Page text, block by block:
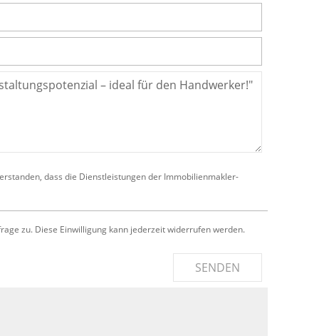
dass die Dienstleistungen der Immobilienmakler-
zu. Diese Einwilligung kann jederzeit widerrufen werden.
SENDEN